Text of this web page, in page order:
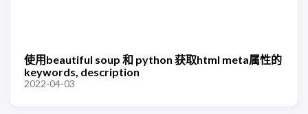
使用beautiful soup 和 python 获取html meta属性的
keywords, description
2022-04-03